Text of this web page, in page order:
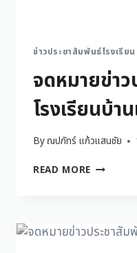
ข่าวประชาสัมพันธ์โรงเรียน
จดหมายข่า
โรงเรียนบ้า
Byณปภัทร์ แก้วแสนชัย
READ MORE